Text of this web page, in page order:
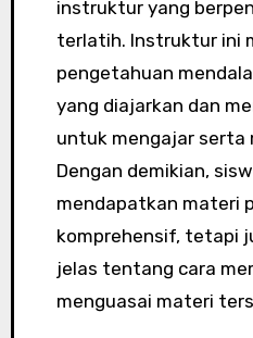
instruktur yang
terlatih. Instruktur ini
pengetahuan
yang diajarkan dan
untuk mengajar serta
Dengan demikian,
mendapatkan materi
komprehensif, tetapi
jelas tentang cara
menguasai materi